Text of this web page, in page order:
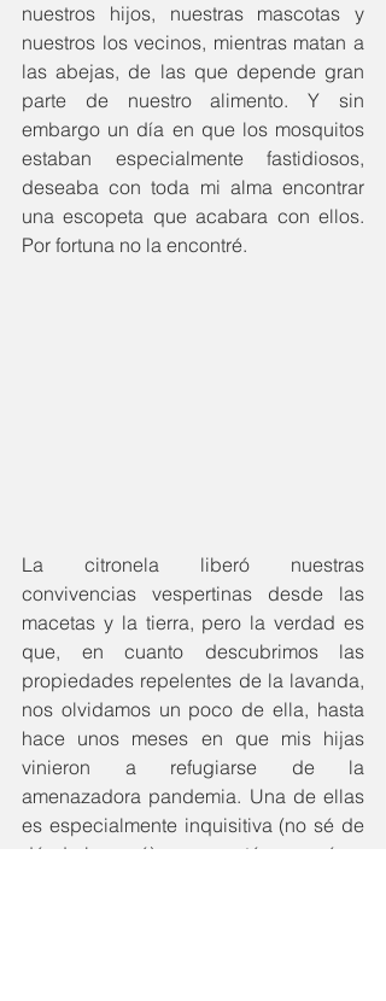
nuestros hijos, nuestras mascotas y
nuestros los vecinos, mientras matan a
las abejas, de las que depende gran
parte de nuestro alimento. Y sin
embargo un día en que los mosquitos
estaban especialmente fastidiosos,
deseaba con toda mi alma encontrar
una escopeta que acabara con ellos.
Por fortuna no la encontré.
La citronela liberó nuestras
convivencias vespertinas desde las
macetas y la tierra, pero la verdad es
que, en cuanto descubrimos las
propiedades repelentes de la lavanda,
nos olvidamos un poco de ella, hasta
hace unos meses en que mis hijas
vinieron a refugiarse de la
amenazadora pandemia. Una de ellas
es especialmente inquisitiva (no sé de
dónde lo sacó), y preguntó por qué no